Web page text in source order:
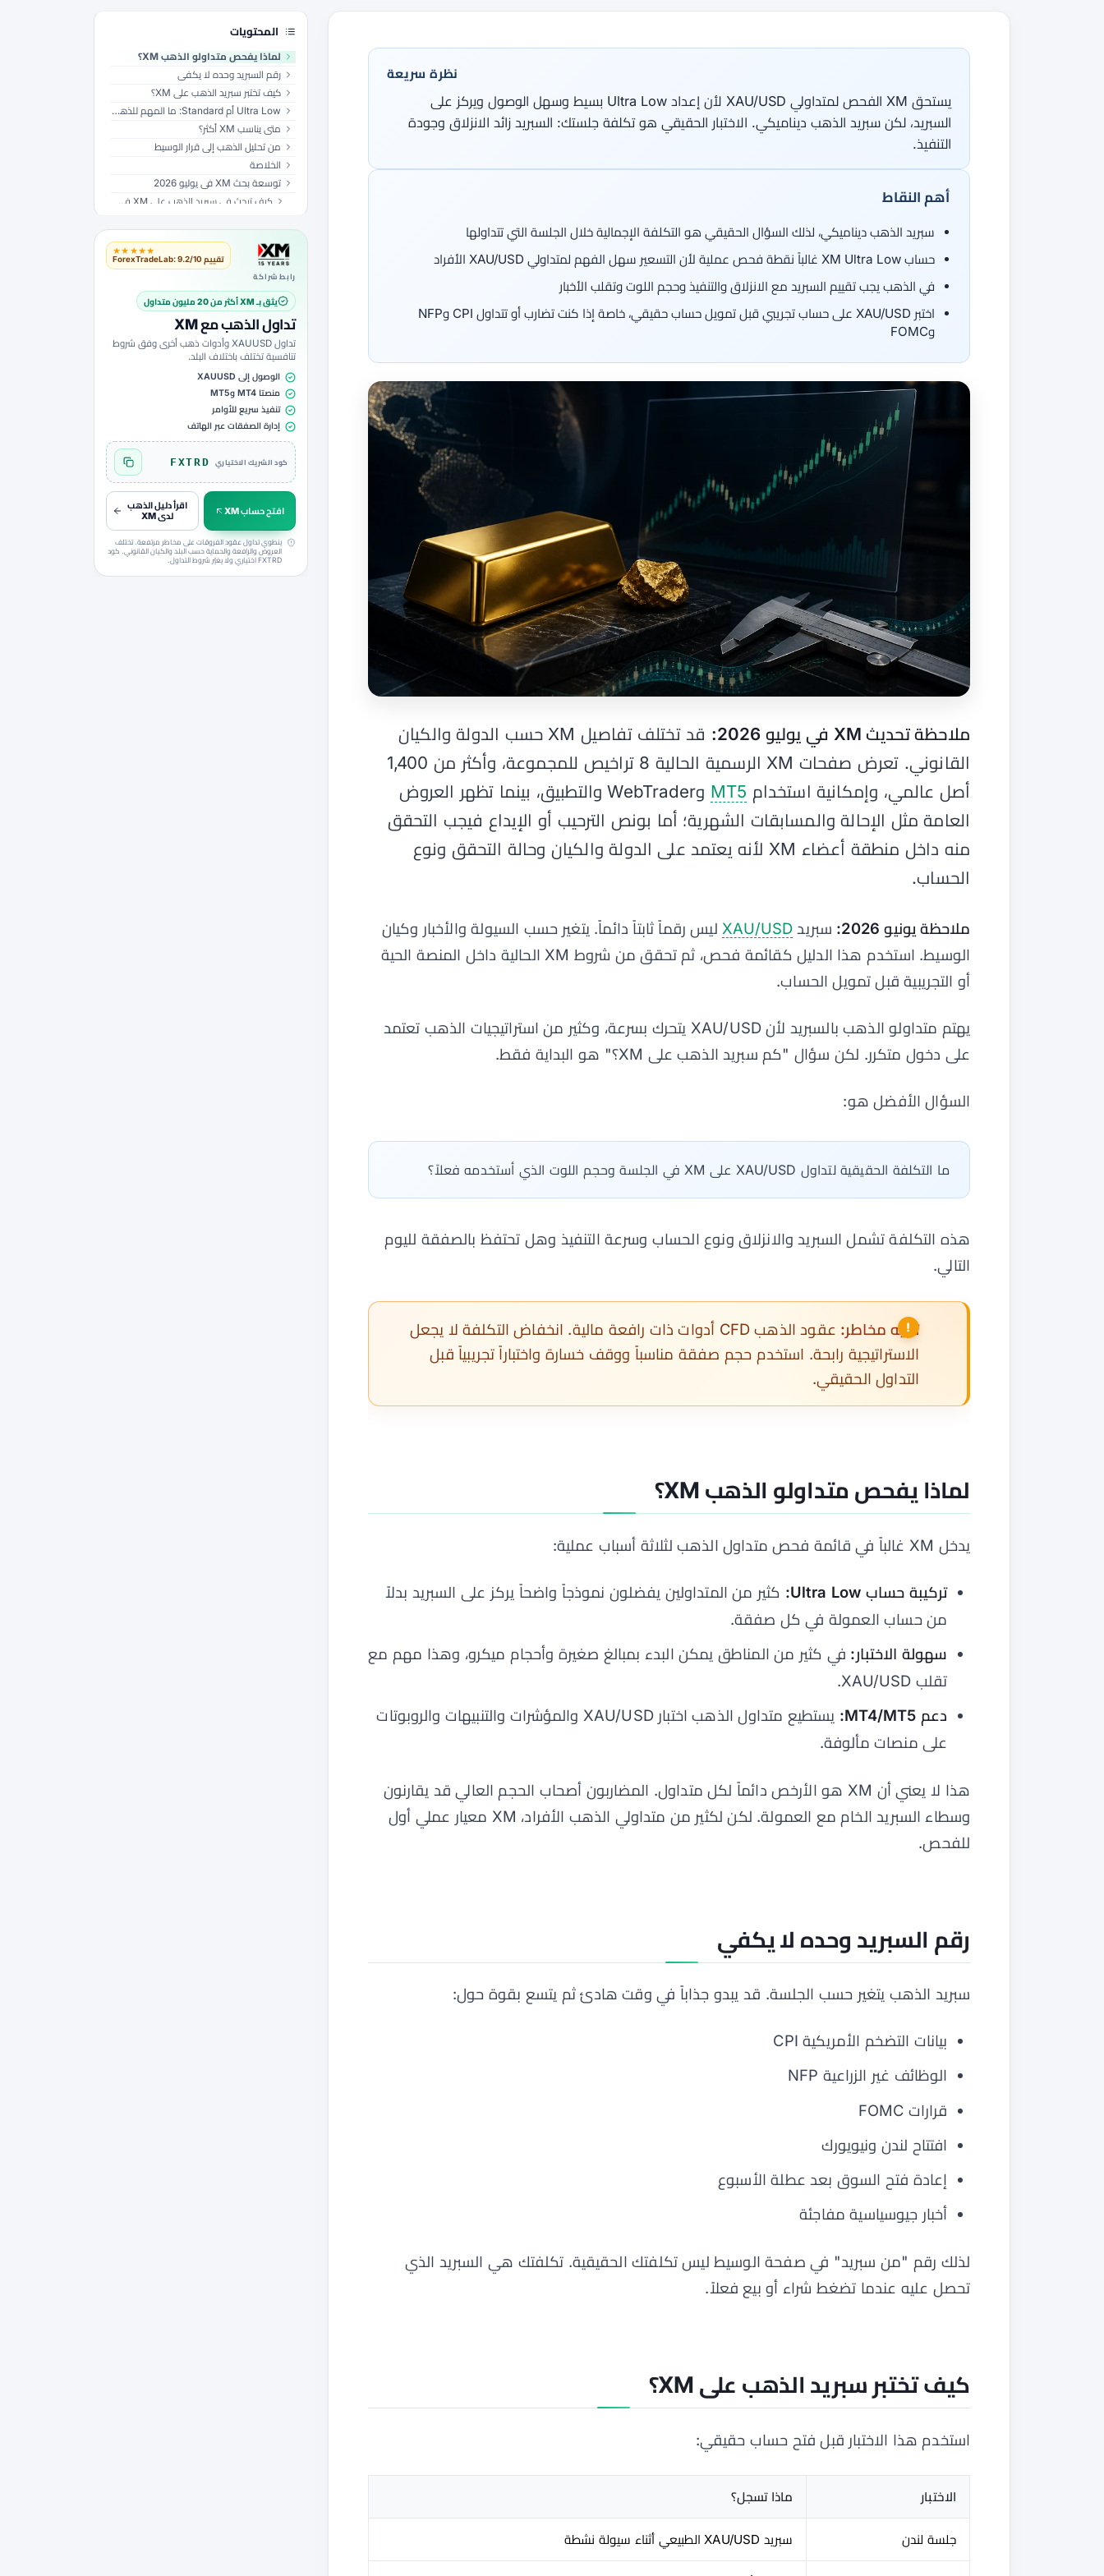
من 50 عملة، اتجاهان.
نظرة سريعة
يستحق XM الفحص لمتداولي XAU/USD لأن إعداد Ultra Low بسيط وسهل الوصول ويركز على
السبريد، لكن سبريد الذهب ديناميكي. الاختبار الحقيقي هو تكلفة جلستك: السبريد زائد الانزلاق وجودة
التنفيذ.
أهم النقاط
سبريد الذهب ديناميكي، لذلك السؤال الحقيقي هو التكلفة الإجمالية خلال الجلسة التي تتداولها
حساب XM Ultra Low غالباً نقطة فحص عملية لأن التسعير سهل الفهم لمتداولي XAU/USD الأفراد
في الذهب يجب تقييم السبريد مع الانزلاق والتنفيذ وحجم اللوت وتقلب الأخبار
اختبر XAU/USD على حساب تجريبي قبل تمويل حساب حقيقي، خاصة إذا كنت تضارب أو تتداول CPI وNFP
وFOMC
ملاحظة تحديث XM في يوليو 2026:
قد تختلف تفاصيل XM حسب الدولة والكيان
القانوني. تعرض صفحات XM الرسمية الحالية 8 تراخيص للمجموعة، وأكثر من 1,400
أصل عالمي، وإمكانية استخدام MT5
وWebTrader والتطبيق، بينما تظهر العروض
العامة مثل الإحالة والمسابقات الشهرية؛ أما بونص الترحيب أو الإيداع فيجب التحقق
منه داخل منطقة أعضاء XM لأنه يعتمد على الدولة والكيان وحالة التحقق ونوع
الحساب.
ملاحظة يونيو 2026: سبريدXAU/USD ليس رقماً ثابتاً دائماً. يتغير حسب السيولة والأخبار وكيان
الوسيط. استخدم هذا الدليل كقائمة فحص، ثم تحقق من شروط XM الحالية داخل المنصة الحية
أو التجريبية قبل تمويل الحساب.
يهتم متداولو الذهب بالسبريد لأن XAU/USD يتحرك بسرعة، وكثير من استراتيجيات الذهب تعتمد
على دخول متكرر. لكن سؤال "كم سبريد الذهب على XM؟" هو البداية فقط.
السؤال الأفضل هو:
ما التكلفة الحقيقية لتداول XAU/USD على XM في الجلسة وحجم اللوت الذي أستخدمه فعلاً؟
هذه التكلفة تشمل السبريد والانزلاق ونوع الحساب وسرعة التنفيذ وهل تحتفظ بالصفقة لليوم
التالي.
تنبيه مخاطر:
عقود الذهب CFD أدوات ذات رافعة مالية. انخفاض التكلفة لا يجعل
الاستراتيجية رابحة. استخدم حجم صفقة مناسباً ووقف خسارة واختباراً تجريبياً قبل
التداول الحقيقي.
لماذا يفحص متداولو الذهب XM؟
يدخل XM غالباً في قائمة فحص متداول الذهب لثلاثة أسباب عملية:
تركيبة حساب Ultra Low:
كثير من المتداولين يفضلون نموذجاً واضحاً يركز على السبريد بدلاً
من حساب العمولة في كل صفقة.
سهولة الاختبار: في كثير من المناطق يمكن البدء بمبالغ صغيرة وأحجام ميكرو، وهذا مهم مع
تقلب XAU/USD.
دعم MT4/MT5:
يستطيع متداول الذهب اختبار XAU/USD والمؤشرات والتنبيهات والروبوتات
على منصات مألوفة.
هذا لا يعني أن XM هو الأرخص دائماً لكل متداول. المضاربون أصحاب الحجم العالي قد يقارنون
وسطاء السبريد الخام مع العمولة. لكن لكثير من متداولي الذهب الأفراد، XM معيار عملي أول
للفحص.
رقم السبريد وحده لا يكفي
سبريد الذهب يتغير حسب الجلسة. قد يبدو جذاباً في وقت هادئ ثم يتسع بقوة حول:
بيانات التضخم الأمريكية CPI
الوظائف غير الزراعية NFP
قرارات FOMC
افتتاح لندن ونيويورك
إعادة فتح السوق بعد عطلة الأسبوع
أخبار جيوسياسية مفاجئة
لذلك رقم "من سبريد" في صفحة الوسيط ليس تكلفتك الحقيقية. تكلفتك هي السبريد الذي
تحصل عليه عندما تضغط شراء أو بيع فعلاً.
كيف تختبر سبريد الذهب على XM؟
استخدم هذا الاختبار قبل فتح حساب حقيقي:
الاختبار ماذا تسجل؟
جلسة لندن سبريد XAU/USD الطبيعي أثناء سيولة نشطة
المحتويات
لماذا يفحص متداولو الذهب XM؟
رقم السبريد وحده لا يكفي
كيف تختبر سبريد الذهب على XM؟
متى يناسب XM أكثر؟
من تحليل الذهب إلى قرار الوسيط
الخلاصة
توسعة بحث XM في يوليو 2026
كيف تبحث في سبريد الذهب على XM في XAU/USD: لماذا يفحص المتداولون حساب Ultra Low أولاً؟ قبل استخدام مال حقيقي
أخطاء تجعل بحث XM غير موثوق
ملاحظات فحص إضافية لهذا الموضوع
رابط شراكة
★★★★★
تقييم ForexTradeLab: 9.2/10
يثق بـ XM أكثر من 20 مليون متداول
تداول الذهب مع XM
تداول XAUUSD وأدوات ذهب أخرى وفق شروط
تنافسية تختلف باختلاف البلد.
الوصول إلى XAUUSD
منصتا MT4 وMT5
تنفيذ سريع للأوامر
إدارة الصفقات عبر الهاتف
كود الشريك الاختياري FXTRD نسخ الكود FXTRD
افتح حساب XM
اقرأ دليل الذهب
لدى XM
ينطوي تداول عقود الفروقات على مخاطر مرتفعة. تختلف
العروض والرافعة والحماية حسب البلد والكيان القانوني. كود
FXTRD اختياري ولا يغيّر شروط التداول.